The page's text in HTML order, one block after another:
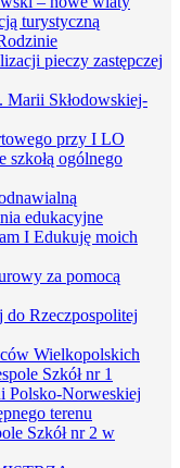
turystyczną
pieczy zastępczej
Marii Skłodowskiej-
przy I LO
szkołą ogólnego
edukacyjne
I Edukuję moich
za pomocą
Rzeczpospolitej
Wielkopolskich
Szkół nr 1
Polsko-Norweskiej
terenu
Szkół nr 2 w